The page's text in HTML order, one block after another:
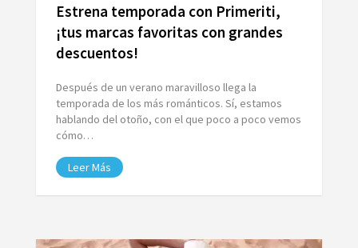
Estrena temporada con Primeriti,
¡tus marcas favoritas con grandes
descuentos!
Después de un verano maravilloso llega la
temporada de los más románticos. Sí, estamos
hablando del otoño, con el que poco a poco vemos
cómo…
Leer Más